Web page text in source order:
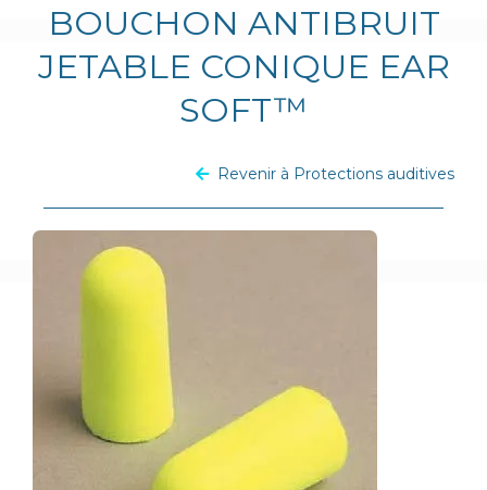
BOUCHON ANTIBRUIT
JETABLE CONIQUE EAR
SOFT™
Revenir à Protections auditives